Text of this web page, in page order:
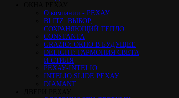
О компании - РЕХАУ
BLITZ: ВЫБОР,
СОХРАНЯЮЩИЙ ТЕПЛО
CONSTANTA
GRAZIO: ОКНО В БУДУЩЕЕ
DELIGHT: ГАРМОНИЯ СВЕТА
И СТИЛЯ
РЕХАУ-INTELIO
INTELIO SLIDE РЕХАУ
DIAMANT